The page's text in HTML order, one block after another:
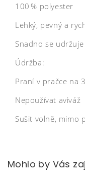
100 % polyester
Lehký, pevný a
Snadno se udržuje
Údržba:
Praní v pračce na
Nepoužívat aviváž
Sušit volně, mimo
Mohlo by Vás